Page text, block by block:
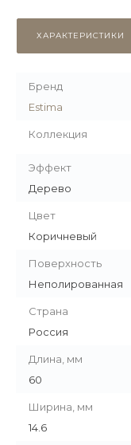
ХАРАКТЕРИСТИКИ
Бренд
Estima
Коллекция
Эффект
Дерево
Цвет
Коричневый
Поверхность
Неполированная
Страна
Россия
Длина, мм
60
Ширина, мм
14.6